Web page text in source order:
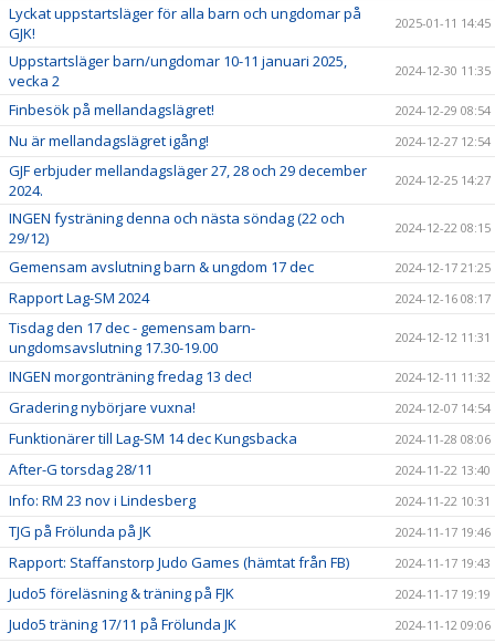
Lyckat uppstartsläger för alla barn och ungdomar på
GJK!
2025-01-11 14:45
Uppstartsläger barn/ungdomar 10-11 januari 2025,
vecka 2
2024-12-30 11:35
Finbesök på mellandagslägret! 2024-12-29 08:54
Nu är mellandagslägret igång! 2024-12-27 12:54
GJF erbjuder mellandagsläger 27, 28 och 29 december
2024.
2024-12-25 14:27
INGEN fysträning denna och nästa söndag (22 och
29/12)
2024-12-22 08:15
Gemensam avslutning barn & ungdom 17 dec 2024-12-17 21:25
Rapport Lag-SM 2024 2024-12-16 08:17
Tisdag den 17 dec - gemensam barn-
ungdomsavslutning 17.30-19.00
2024-12-12 11:31
INGEN morgonträning fredag 13 dec! 2024-12-11 11:32
Gradering nybörjare vuxna! 2024-12-07 14:54
Funktionärer till Lag-SM 14 dec Kungsbacka 2024-11-28 08:06
After-G torsdag 28/11 2024-11-22 13:40
Info: RM 23 nov i Lindesberg 2024-11-22 10:31
TJG på Frölunda på JK 2024-11-17 19:46
Rapport: Staffanstorp Judo Games (hämtat från FB) 2024-11-17 19:43
Judo5 föreläsning & träning på FJK 2024-11-17 19:19
Judo5 träning 17/11 på Frölunda JK 2024-11-12 09:06